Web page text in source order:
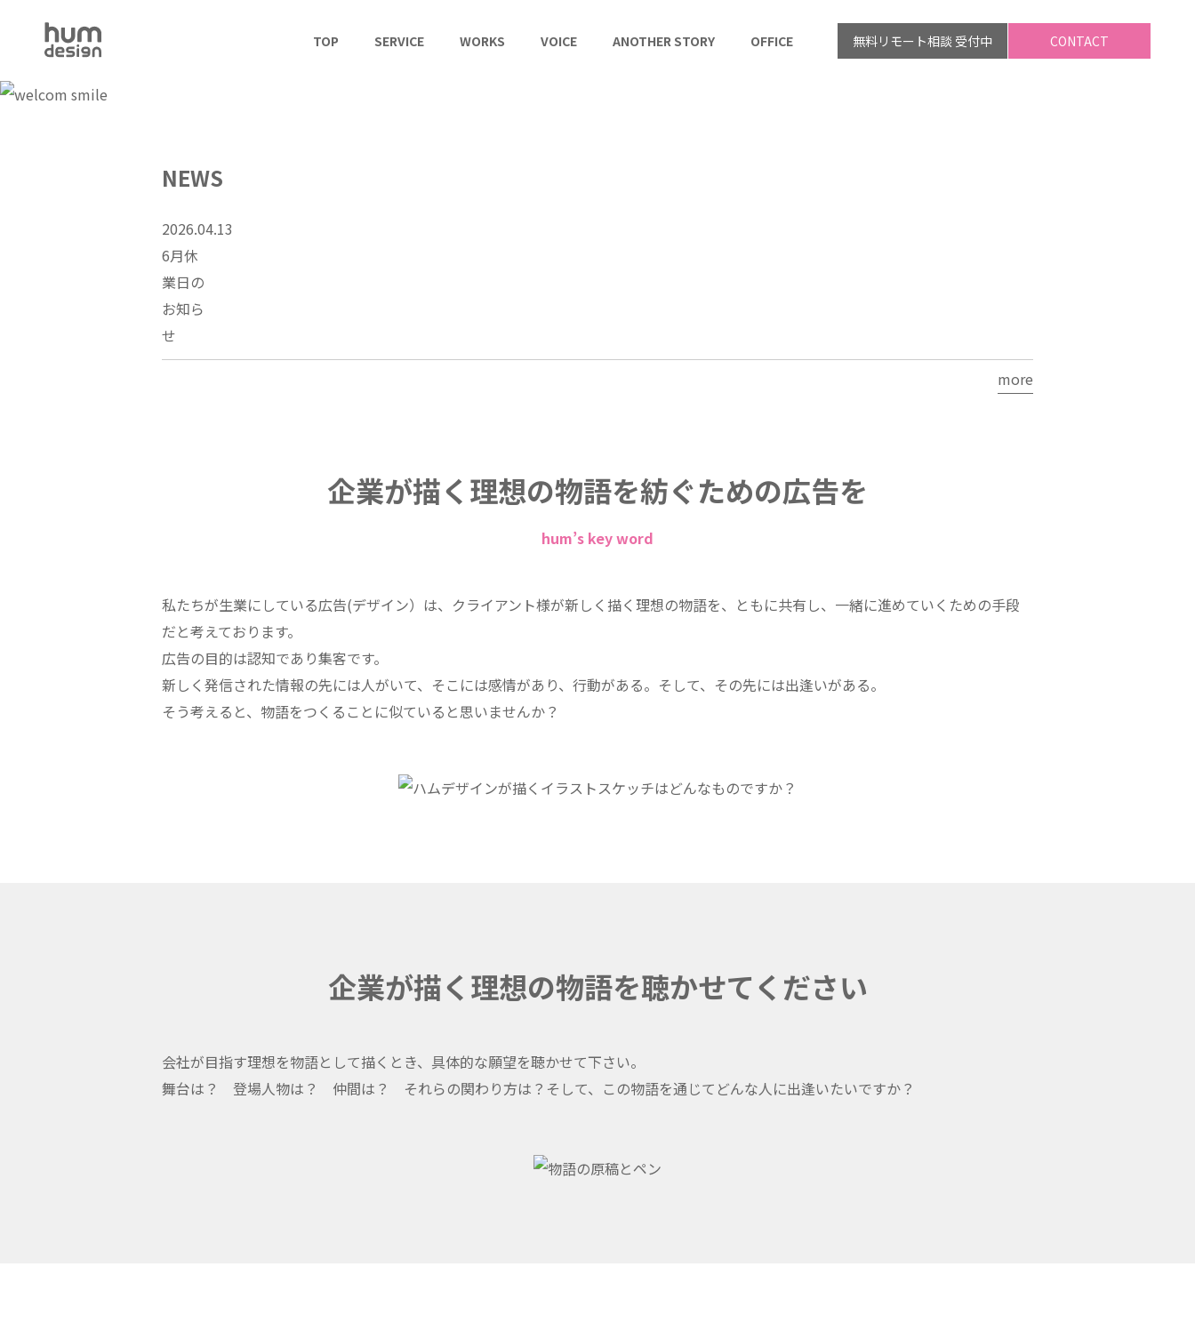
TOP SERVICE WORKS VOICE ANOTHER STORY OFFICE 無料リモート相談 受付中 CONTACT
NEWS
2026.04.13
6月休
業日の
お知ら
せ
more
企業が描く理想の物語を紡ぐための広告を
hum’s key word
私たちが生業にしている広告(デザイン）は、クライアント様が新しく描く理想の物語を、ともに共有し、一緒に進めていくための手段
だと考えております。
広告の目的は認知であり集客です。
新しく発信された情報の先には人がいて、そこには感情があり、行動がある。そして、その先には出逢いがある。
そう考えると、物語をつくることに似ていると思いませんか？
企業が描く理想の物語を聴かせてください
会社が目指す理想を物語として描くとき、具体的な願望を聴かせて下さい。
舞台は？ 登場人物は？ 仲間は？ それらの関わり方は？そして、この物語を通じてどんな人に出逢いたいですか？